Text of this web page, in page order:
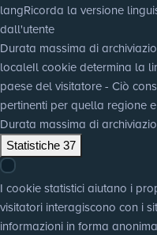
langRicorda la versione
dall'utente
Durata massima di
localeIl cookie determina la
paese del visitatore - Ciò
pertinenti per quella regione
Durata massima di
Statistiche 37
I cookie statistici aiutano i
visitatori interagiscono con i
informazioni in forma